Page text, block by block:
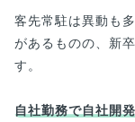
客先常駐は異動も
があるものの、新
す。
自社勤務で自社開